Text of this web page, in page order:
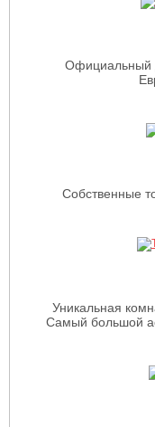
Официальный
Собственные
Уникальная
Самый большой